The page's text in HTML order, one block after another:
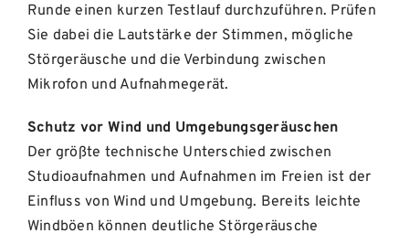
Runde einen kurzen Testlauf durchzuführen. Prüfen
Sie dabei die Lautstärke der Stimmen, mögliche
Störgeräusche und die Verbindung zwischen
Mikrofon und Aufnahmegerät.
Schutz vor Wind und Umgebungsgeräuschen
Der größte technische Unterschied zwischen
Studioaufnahmen und Aufnahmen im Freien ist der
Einfluss von Wind und Umgebung. Bereits leichte
Windböen können deutliche Störgeräusche